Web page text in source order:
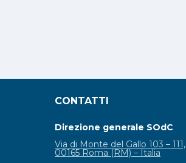
CONTATTI
Direzione generale SOdC
Via di Monte del Gallo 103 – 111,
00165 Roma (RM) – Italia